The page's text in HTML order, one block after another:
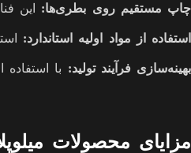
چاپ مستقیم روی بطری‌ها: این
استفاده از مواد اولیه استاندارد:
بهینه‌سازی فرآیند تولید: با
مزایای محصولات